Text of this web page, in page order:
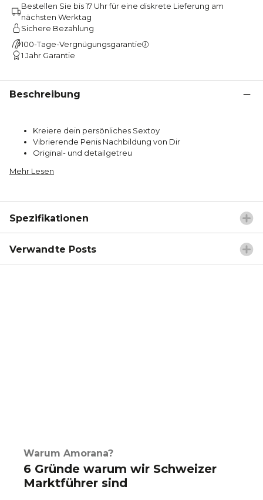
Bestellen Sie bis 17 Uhr für eine diskrete Lieferung am
nächsten Werktag
Sichere Bezahlung
100-Tage-Vergnügungsgarantie
1 Jahr Garantie
Beschreibung
Kreiere dein persönliches Sextoy
Vibrierende Penis Nachbildung von Dir
Original- und detailgetreu
Mehr Lesen
Spezifikationen
Verwandte Posts
Warum Amorana?
6 Gründe warum wir Schweizer
Marktführer sind